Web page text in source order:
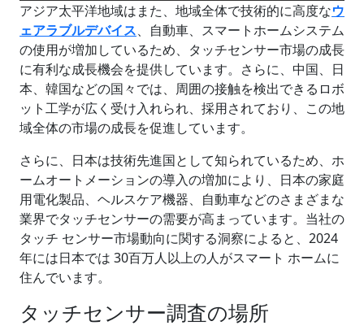
アジア太平洋地域はまた、地域全体で技術的に高度なウ
ェアラブルデバイス、自動車、スマートホームシステム
の使用が増加しているため、タッチセンサー市場の成長
に有利な成長機会を提供しています。さらに、中国、日
本、韓国などの国々では、周囲の接触を検出できるロボ
ット工学が広く受け入れられ、採用されており、この地
域全体の市場の成長を促進しています。
さらに、日本は技術先進国として知られているため、ホ
ームオートメーションの導入の増加により、日本の家庭
用電化製品、ヘルスケア機器、自動車などのさまざまな
業界でタッチセンサーの需要が高まっています。当社の
タッチ センサー市場動向に関する洞察によると、2024
年には日本では 30百万人以上の人がスマート ホームに
住んでいます。
タッチセンサー調査の場所